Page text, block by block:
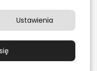
kamień,
powierzchnie
Tego typu wzory
są praktyczne i
realizacjach
prosty układ i
Ustawienia